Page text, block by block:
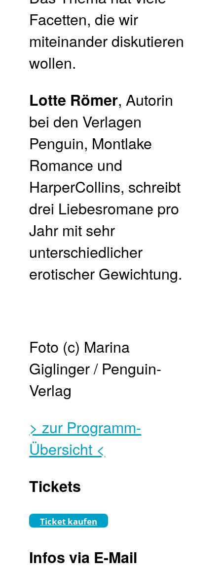
Facetten, die wir
miteinander diskutieren
wollen.
Lotte Römer, Autorin
bei den Verlagen
Penguin, Montlake
Romance und
HarperCollins, schreibt
drei Liebesromane pro
Jahr mit sehr
unterschiedlicher
erotischer Gewichtung.
Foto (c) Marina
Giglinger / Penguin-
Verlag
> zur Programm-
Übersicht <
Tickets
Ticket kaufen
Infos via E-Mail